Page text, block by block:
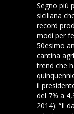
Segno più
siciliana
record
modi per
50esimo
cantina
trend che
il
del 7% a
2014): “Il